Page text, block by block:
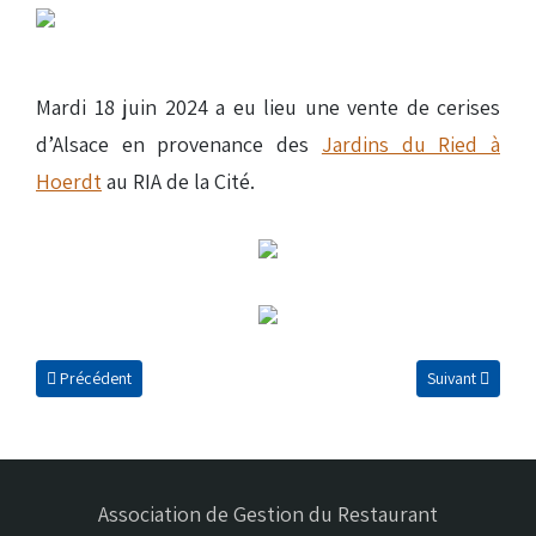
Mardi 18 juin 2024 a eu lieu une vente de cerises
d’Alsace en provenance des Jardins du Ried à
Hoerdt au RIA de la Cité.
Article précédent : Animation avec Interfel
Précédent Article suivant :
Suivant
Association de Gestion du Restaurant